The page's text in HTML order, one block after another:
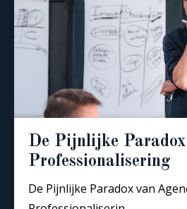
De Pijnlijke
Professionalisering
De Pijnlijke Paradox van